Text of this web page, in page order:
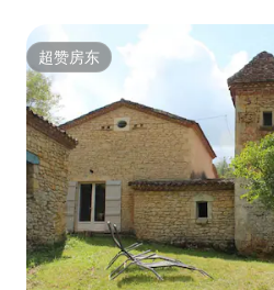
超赞房东
超赞房东